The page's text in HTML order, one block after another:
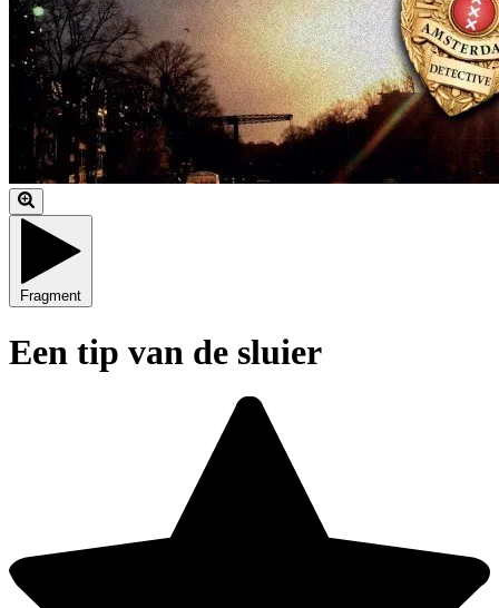
Fragment
Een tip van de sluier